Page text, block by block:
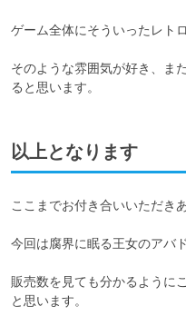
ゲーム全体にそういったレト
そのような雰囲気が好き、ま
ると思います。
以上となります
ここまでお付き合いいただき
今回は腐界に眠る王女のアバ
販売数を見ても分かるように
と思います。